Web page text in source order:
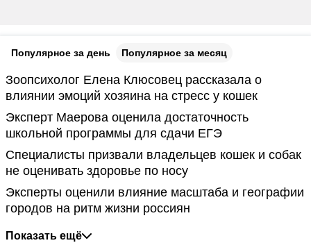
Популярное за день Популярное за месяц
Зоопсихолог Елена Клюсовец рассказала о
влиянии эмоций хозяина на стресс у кошек
Эксперт Маерова оценила достаточность
школьной программы для сдачи ЕГЭ
Специалисты призвали владельцев кошек и собак
не оценивать здоровье по носу
Эксперты оценили влияние масштаба и географии
городов на ритм жизни россиян
Показать ещё